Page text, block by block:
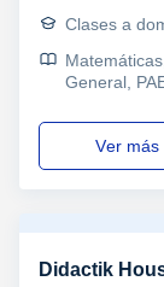
Clases a
General,
ver más
Didactik